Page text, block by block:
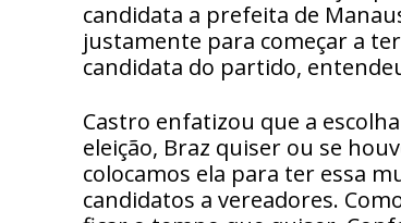
candidata a prefeita de
justamente para começar a
candidata do partido,
Castro enfatizou que a
eleição, Braz quiser ou se
colocamos ela para ter essa
candidatos a vereadores.